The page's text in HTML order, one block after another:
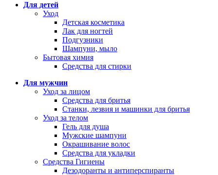
Для детей
Уход
Детская косметика
Лак для ногтей
Подгузники
Шампуни, мыло
Бытовая химия
Средства для стирки
Для мужчин
Уход за лицом
Средства для бритья
Станки, лезвия и машинки для бритья
Уход за телом
Гель для душа
Мужские шампуни
Окрашивание волос
Средства для укладки
Средства Гигиены
Дезодоранты и антиперспиранты